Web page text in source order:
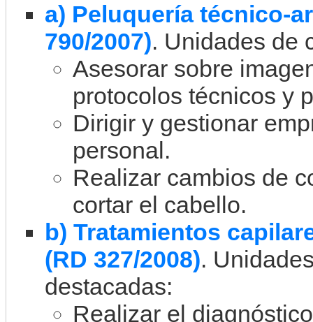
a) Peluquería técnico-
790/2007). Unidades de
Asesorar sobre
protocolos técnicos y
Dirigir y gestionar
personal.
Realizar cambios de
cortar el cabello.
b) Tratamientos
(RD 327/2008).
destacadas:
Realizar el